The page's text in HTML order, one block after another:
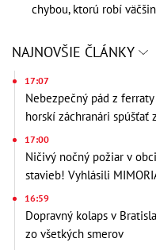
chybou, ktorú robí
NAJNOVŠIE ČLÁNKY
17:07
Nebezpečný pád z
horskí záchranári spúšťať
17:00
Ničivý nočný požiar v
stavieb! Vyhlásili
16:59
Dopravný kolaps v
zo všetkých smerov